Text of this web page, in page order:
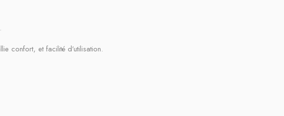
confort, et facilité d’utilisation.